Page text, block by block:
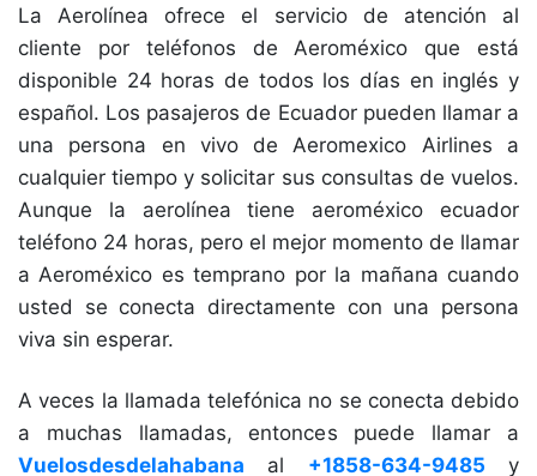
La Aerolínea ofrece el servicio de atención al
cliente por teléfonos de Aeroméxico que está
disponible 24 horas de todos los días en inglés y
español. Los pasajeros de Ecuador pueden llamar a
una persona en vivo de Aeromexico Airlines a
cualquier tiempo y solicitar sus consultas de vuelos.
Aunque la aerolínea tiene aeroméxico ecuador
teléfono 24 horas, pero el mejor momento de llamar
a Aeroméxico es temprano por la mañana cuando
usted se conecta directamente con una persona
viva sin esperar.
A veces la llamada telefónica no se conecta debido
a muchas llamadas, entonces puede llamar a
Vuelosdesdelahabana al +1858-634-9485 y